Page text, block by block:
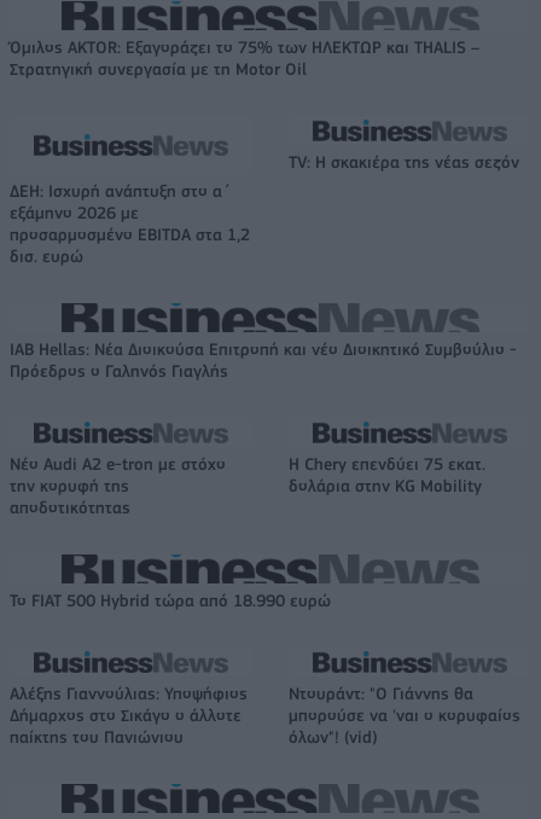
Όμιλος AKTOR: Εξαγοράζει το 75% των ΗΛΕΚΤΩΡ και THALIS –
Στρατηγική συνεργασία με τη Motor Oil
ΔΕΗ: Ισχυρή ανάπτυξη στο α΄
εξάμηνο 2026 με
προσαρμοσμένο EBITDA στα 1,2
δισ. ευρώ
TV: Η σκακιέρα της νέας σεζόν
IAB Hellas: Νέα Διοικούσα Επιτροπή και νέο Διοικητικό Συμβούλιο -
Πρόεδρος ο Γαληνός Γιαγλής
Νέο Audi A2 e-tron με στόχο
την κορυφή της
αποδοτικότητας
Η Chery επενδύει 75 εκατ.
δολάρια στην KG Mobility
Το FIAT 500 Hybrid τώρα από 18.990 ευρώ
Αλέξης Γιαννούλιας: Υποψήφιος
Δήμαρχος στο Σικάγο ο άλλοτε
παίκτης του Πανιώνιου
Ντουράντ: "Ο Γιάννης θα
μπορούσε να 'ναι ο κορυφαίος
όλων"! (vid)